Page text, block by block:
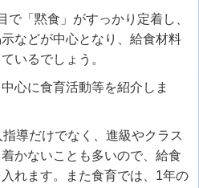
で「黙食」がすっかり定着し、
などが中心となり、給食材料
いるでしょう。
心に食育活動等を紹介しま
導だけでなく、進級やクラス
かないことも多いので、給食
れます。また食育では、1年の